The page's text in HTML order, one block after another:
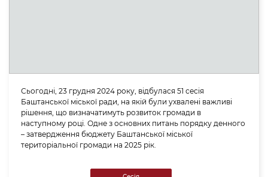
Сьогодні, 23 грудня 2024 року, відбулася 51 сесія
Баштанської міської ради, на якій були ухвалені важливі
рішення, що визначатимуть розвиток громади в
наступному році. Одне з основних питань порядку денного
– затвердження бюджету Баштанської міської
територіальної громади на 2025 рік.